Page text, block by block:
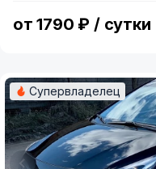
от 1790 ₽ / сутки
Супервладелец